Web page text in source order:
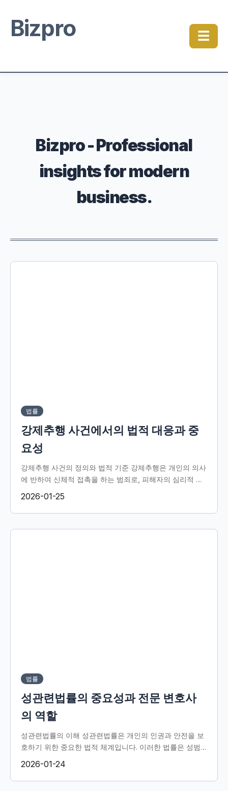
Bizpro ☰
Bizpro - Professional
insights for modern
business.
법률
강제추행 사건에서의 법적 대응과 중
요성
강제추행 사건의 정의와 법적 기준 강제추행은 개인의 의사
에 반하여 신체적 접촉을 하는 범죄로, 피해자의 심리적 고
2026-01-25
법률
성관련법률의 중요성과 전문 변호사
의 역할
성관련법률의 이해 성관련법률은 개인의 인권과 안전을 보
호하기 위한 중요한 법적 체계입니다. 이러한 법률은 성범
2026-01-24